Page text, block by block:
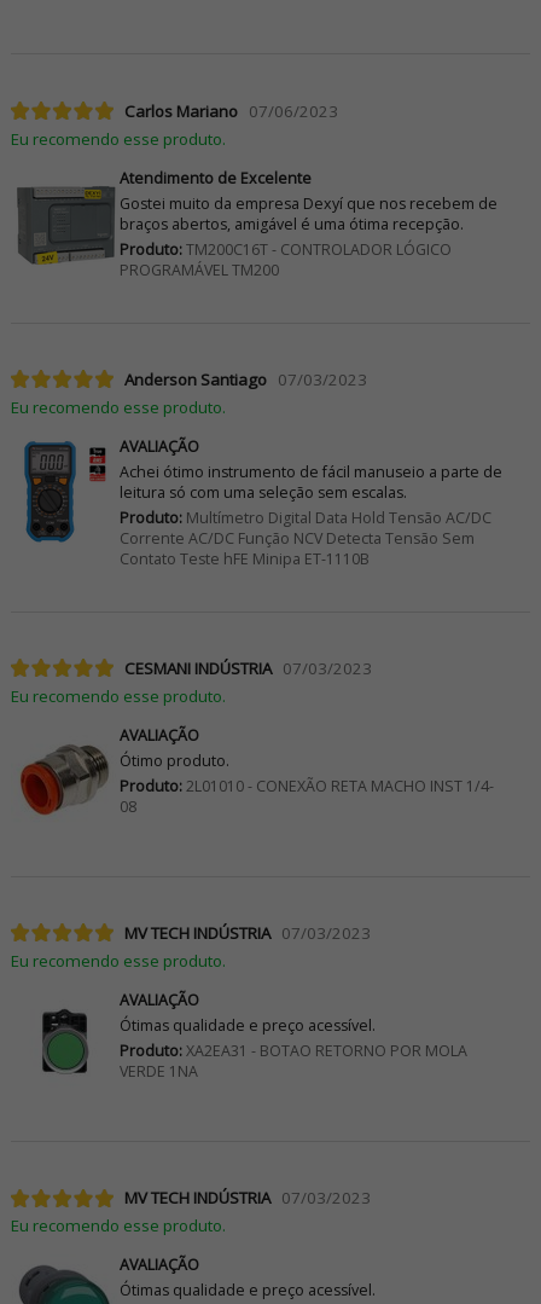
Carlos Mariano 07/06/2023
Eu recomendo esse produto.
Atendimento de Excelente
Gostei muito da empresa Dexyí que nos recebem de
braços abertos, amigável é uma ótima recepção.
Produto:TM200C16T - CONTROLADOR LÓGICO
PROGRAMÁVEL TM200
Anderson Santiago 07/03/2023
Eu recomendo esse produto.
AVALIAÇÃO
Achei ótimo instrumento de fácil manuseio a parte de
leitura só com uma seleção sem escalas.
Produto:Multímetro Digital Data Hold Tensão AC/DC
Corrente AC/DC Função NCV Detecta Tensão Sem
Contato Teste hFE Minipa ET-1110B
CESMANI INDÚSTRIA 07/03/2023
Eu recomendo esse produto.
AVALIAÇÃO
Ótimo produto.
Produto:2L01010 - CONEXÃO RETA MACHO INST 1/4-
08
MV TECH INDÚSTRIA 07/03/2023
Eu recomendo esse produto.
AVALIAÇÃO
Ótimas qualidade e preço acessível.
Produto:XA2EA31 - BOTAO RETORNO POR MOLA
VERDE 1NA
MV TECH INDÚSTRIA 07/03/2023
Eu recomendo esse produto.
AVALIAÇÃO
Ótimas qualidade e preço acessível.